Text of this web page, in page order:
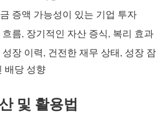
증액 가능성이 있는 기업 투자
름, 장기적인 자산 증식, 복리 효과
장 이력, 건전한 재무 상태, 성장 잠
배당 성향
및 활용법